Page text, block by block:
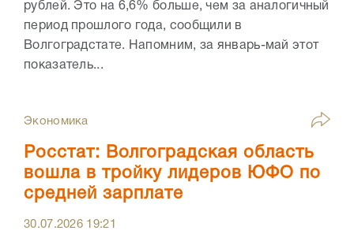
рублей. Это на 6,6% больше, чем за аналогичный
период прошлого года, сообщили в
Волгоградстате. Напомним, за январь-май этот
показатель...
Экономика
Росстат: Волгоградская область
вошла в тройку лидеров ЮФО по
средней зарплате
30.07.2026 19:21